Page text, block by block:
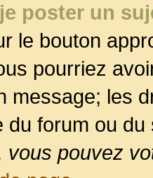
poster un
le bouton
pourriez
message; les
du forum ou
vous pouvez